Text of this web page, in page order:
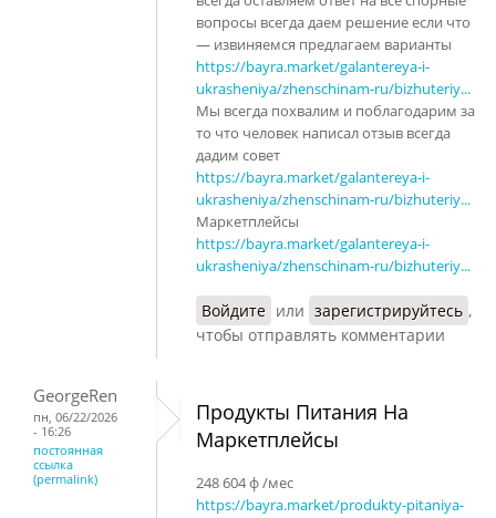
вопросы всегда даем решение если что
— извиняемся предлагаем варианты
https://bayra.market/galantereya-i-
ukrasheniya/zhenschinam-ru/bizhuteriy...
Мы всегда похвалим и поблагодарим за
то что человек написал отзыв всегда
дадим совет
https://bayra.market/galantereya-i-
ukrasheniya/zhenschinam-ru/bizhuteriy...
Маркетплейсы
https://bayra.market/galantereya-i-
ukrasheniya/zhenschinam-ru/bizhuteriy...
Войдите или зарегистрируйтесь ,
чтобы отправлять комментарии
GeorgeRen
пн, 06/22/2026
- 16:26
постоянная
ссылка
(permalink)
Продукты Питания На
Маркетплейсы
248 604 ф /мес
https://bayra.market/produkty-pitaniya-